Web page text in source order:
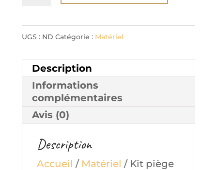
piège
frelon
asiatique
UGS : ND Catégorie : Matériel
Description
Informations
complémentaires
Avis (0)
Description
Accueil / Matériel / Kit piège